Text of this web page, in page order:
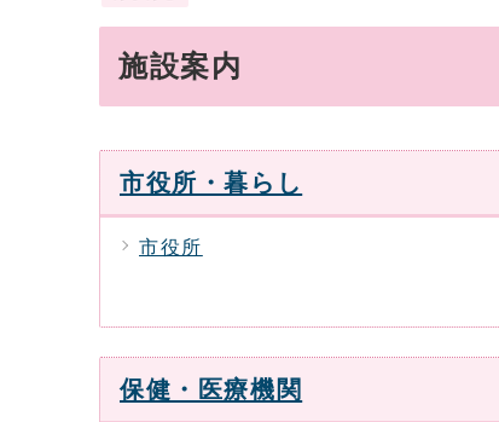
施設案内
市役所・暮らし
市役所
保健・医療機関